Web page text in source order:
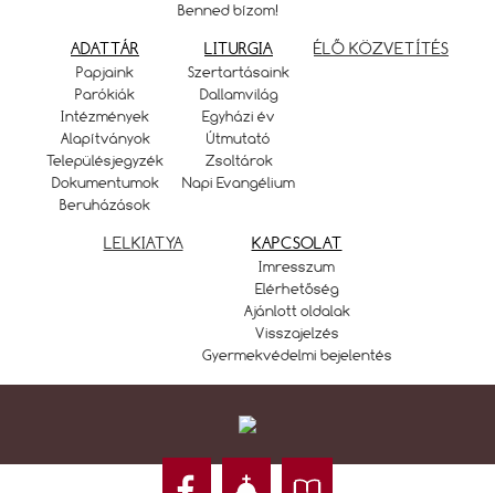
Benned bízom!
ADATTÁR
Papjaink
Parókiák
Intézmények
Alapítványok
Településjegyzék
Dokumentumok
Beruházások
LITURGIA
Szertartásaink
Dallamvilág
Egyházi év
Útmutató
Zsoltárok
Napi Evangélium
ÉLŐ KÖZVETÍTÉS
LELKIATYA KAPCSOLAT
Imresszum
Elérhetőség
Ajánlott oldalak
Visszajelzés
Gyermekvédelmi bejelentés